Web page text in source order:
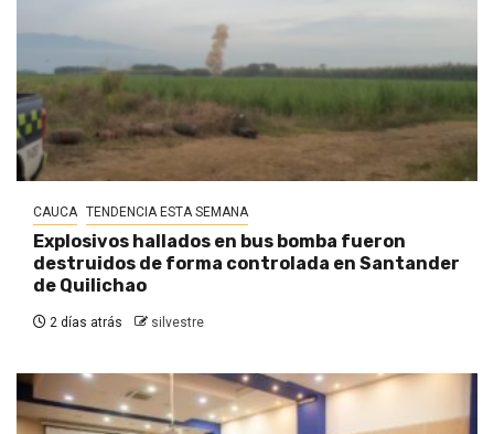
CAUCA TENDENCIA ESTA SEMANA
Explosivos hallados en bus bomba fueron
destruidos de forma controlada en Santander
de Quilichao
2 días atrás silvestre